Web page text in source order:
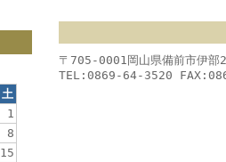
土
1
8
15
〒705-0001岡山県備前市伊
TEL:0869-64-3520